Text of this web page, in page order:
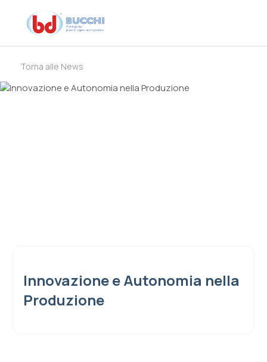
Torna alle News
Innovazione e Autonomia nella
Produzione